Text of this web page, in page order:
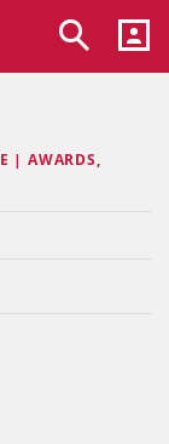
| AWARDS,